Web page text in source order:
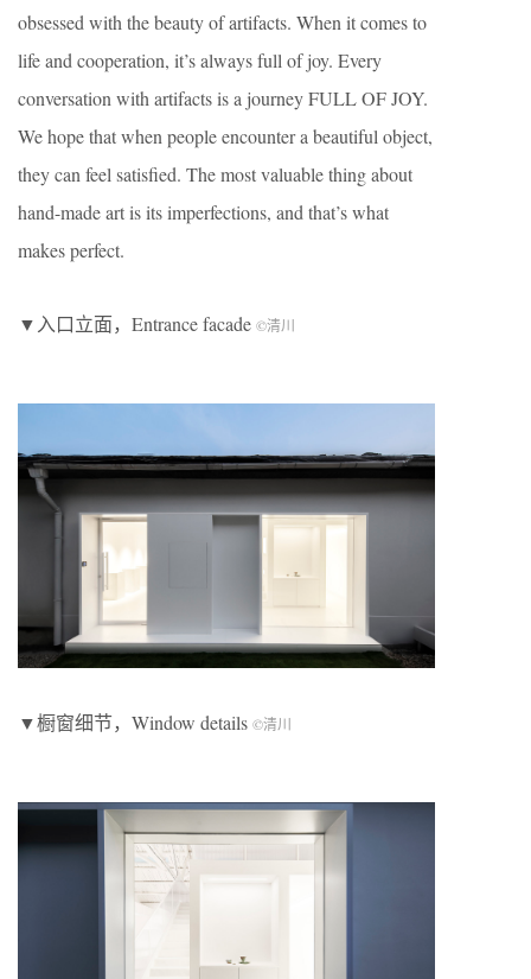
obsessed with the beauty of artifacts. When it comes to
life and cooperation, it’s always full of joy. Every
conversation with artifacts is a journey FULL OF JOY.
We hope that when people encounter a beautiful object,
they can feel satisfied. The most valuable thing about
hand-made art is its imperfections, and that’s what
makes perfect.
▼入口立面，Entrance facade ©清川
▼橱窗细节，Window details ©清川